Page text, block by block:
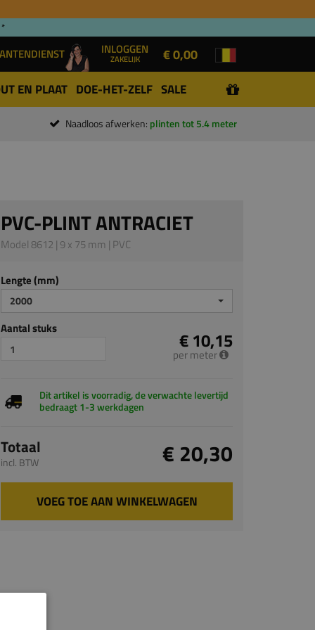
INLOGGEN
ZAKELIJK € 0,00
EN PLAAT DOE-HET-ZELF SALE
Naadloos afwerken: plinten tot 5.4 meter
PVC-PLINT ANTRACIET
Model 8612 | 9 x 75 mm | PVC
Lengte (mm)
2000
Aantal stuks € 10,15
per meter
Dit artikel is voorradig, de verwachte levertijd
bedraagt 1-3 werkdagen
Totaal
incl. BTW € 20,30
VOEG TOE AAN WINKELWAGEN